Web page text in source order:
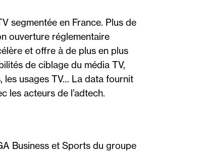
segmentée en France. Plus de
ouverture réglementaire
et offre à de plus en plus
de ciblage du média TV,
les usages TV… La data fournit
les acteurs de l’adtech.
Business et Sports du groupe